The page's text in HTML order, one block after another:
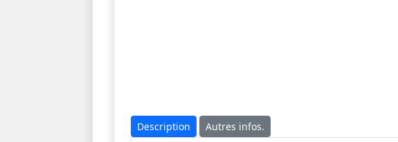
Description Autres infos.